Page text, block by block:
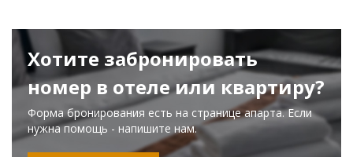
Хотите забронировать
номер в отеле или квартиру?
Форма бронирования есть на странице апарта. Если
нужна помощь - напишите нам.